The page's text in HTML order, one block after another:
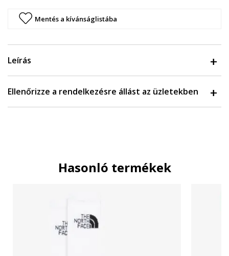
Mentés a kívánságlistába
Leírás
Ellenőrizze a rendelkezésre állást az üzletekben
Hasonló termékek